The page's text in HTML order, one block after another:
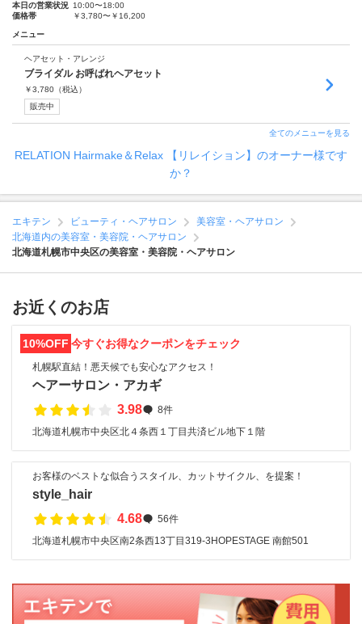
本日の営業状況 10:00〜18:00
価格帯
￥3,780〜￥16,200
メニュー
ヘアセット・アレンジ
ブライダル お呼ばれヘアセット
￥3,780 （税込）
販売中
全てのメニューを見る
RELATION Hairmake＆Relax 【リレイション】のオーナー様です
か？
エキテン ビューティ・ヘアサロン
美容室・ヘアサロン
北海道内の美容室・美容院・ヘアサロン
北海道札幌市中央区の美容室・美容院・ヘアサロン
お近くのお店
10%OFF 今すぐお得なクーポンをチェック
札幌駅直結！悪天候でも安心なアクセス！
ヘアーサロン・アカギ
3.98
8件
北海道札幌市中央区北４条西１丁目共済ビル地下１階
お客様のベストな似合うスタイル、カットサイクル、を提案！
style_hair
4.68
56件
北海道札幌市中央区南2条西13丁目319-3HOPESTAGE 南館501